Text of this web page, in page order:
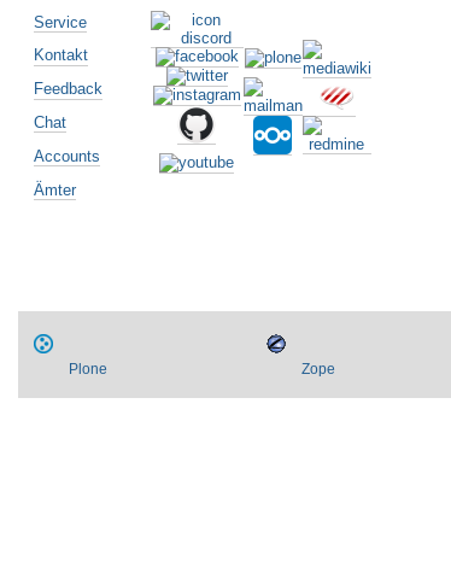
Service
Kontakt
Feedback
Chat
Accounts
Ämter
Plone Zope